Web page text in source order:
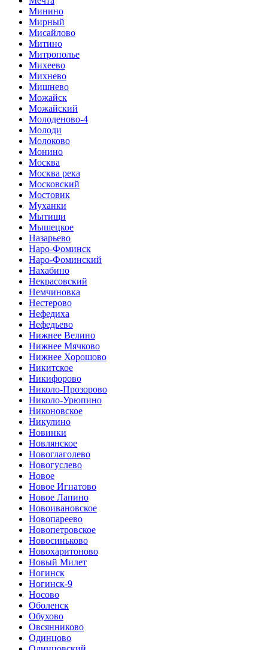
Минино
Мирный
Мисайлово
Митино
Митрополье
Михеево
Михнево
Мишнево
Можайск
Можайский
Молоденово-4
Молоди
Молоково
Монино
Москва
Москва река
Московский
Мостовик
Муханки
Мытищи
Мышецкое
Назарьево
Наро-Фоминск
Наро-Фоминский
Нахабино
Некрасовский
Немчиновка
Нестерово
Нефедиха
Нефедьево
Нижнее Велино
Нижнее Мячково
Нижнее Хорошово
Никитское
Никифорово
Николо-Прозорово
Николо-Урюпино
Никоновское
Никулино
Новинки
Новлянское
Новоглаголево
Новогуслево
Новое
Новое Игнатово
Новое Лапино
Новоивановское
Новопареево
Новопетровское
Новосиньково
Новохаритоново
Новый Милет
Ногинск
Ногинск-9
Носово
Оболенск
Обухово
Овсянниково
Одинцово